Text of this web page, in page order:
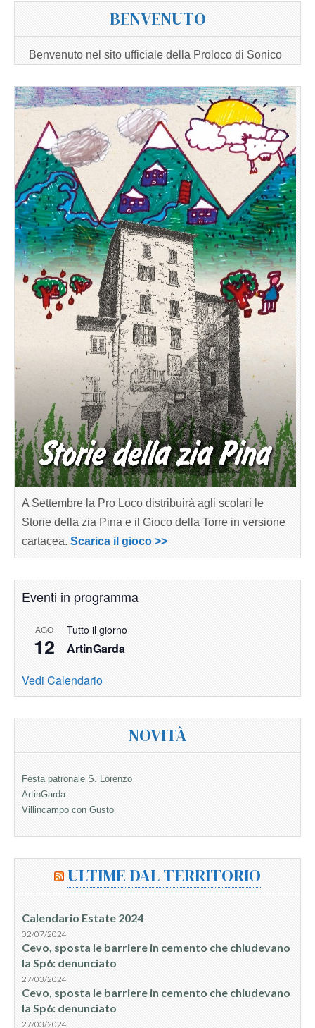
BENVENUTO
Benvenuto nel sito ufficiale della Proloco di Sonico
A Settembre la Pro Loco distribuirà agli scolari le
Storie della zia Pina e il Gioco della Torre in versione
cartacea. Scarica il gioco >>
Eventi in programma
AGO
12
Tutto il giorno
ArtinGarda
Vedi Calendario
NOVITÀ
Festa patronale S. Lorenzo
ArtinGarda
Villincampo con Gusto
ULTIME DAL TERRITORIO
Calendario Estate 2024
02/07/2024
Cevo, sposta le barriere in cemento che chiudevano
la Sp6: denunciato
27/03/2024
Cevo, sposta le barriere in cemento che chiudevano
la Sp6: denunciato
27/03/2024